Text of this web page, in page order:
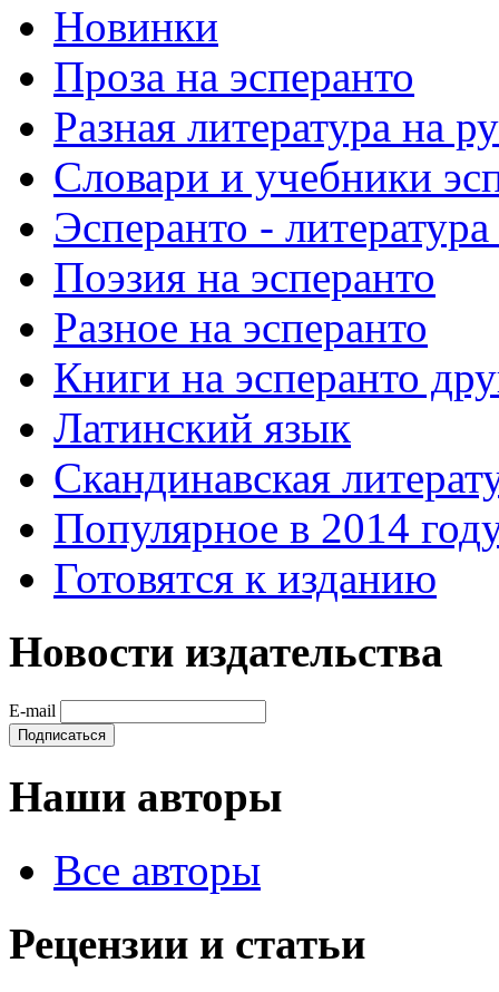
Новинки
Проза на эсперанто
Разная литература на
Словари и учебники
Эсперанто -
Поэзия на эсперанто
Разное на эсперанто
Книги на эсперанто
Латинский язык
Скандинавская
Популярное в 2014
Готовятся к изданию
Новости издательства
E-mail
Наши авторы
Все авторы
Рецензии и статьи